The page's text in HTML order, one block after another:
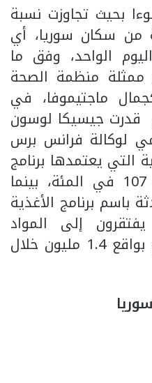
بحيث تجاوزت نسبة
في المئة من سكان سوريا، أي
الواحد، وفق ما
ممثلة منظمة الصحة
ماجتيموفا، في
قدرت جيسيكا لوسون
لوكالة فرانس برس
التي يعتمدها برنامج
الأغذية العالمية بنسبة 107 في المئة، بينما
باسم برنامج الأغذية
إلى المواد
الغذائية الأساسية ارتفع بواقع 1.4 مليون خلال